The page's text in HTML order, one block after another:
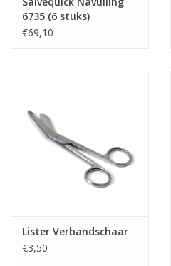
6735 (6 stuks)
€69,10
Lister Verbandschaar
€3,50